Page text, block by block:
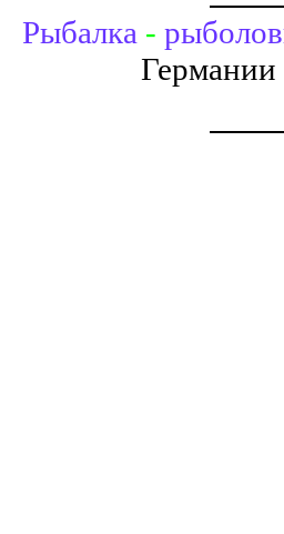
Рыбалка -
Германии